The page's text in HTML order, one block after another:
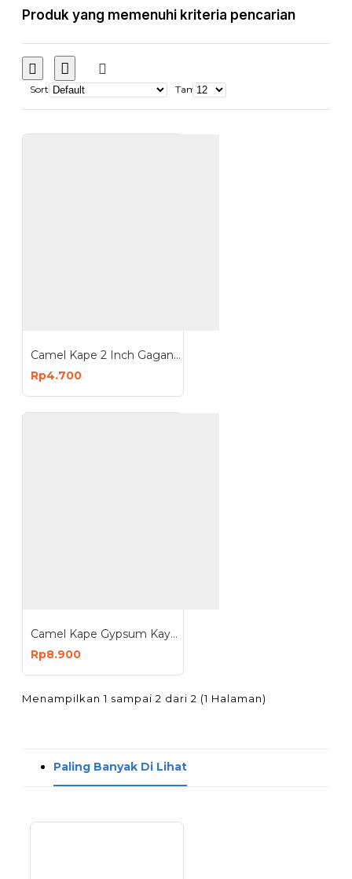
Produk yang memenuhi kriteria pencarian
Sort Tampilkan:
Camel Kape 2 Inch Gagang Karet
Rp4.700
Camel Kape Gypsum Kayu 8inch - Side Scraper 8 inch
Rp8.900
Menampilkan 1 sampai 2 dari 2 (1 Halaman)
Paling Banyak Di Lihat